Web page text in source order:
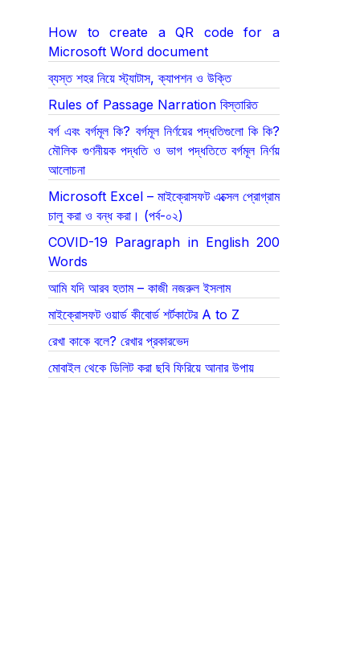
How to create a QR code for a
Microsoft Word document
ব্যস্ত শহর নিয়ে স্ট্যাটাস, ক্যাপশন ও উক্তি
Rules of Passage Narration বিস্তারিত
বর্গ এবং বর্গমূল কি? বর্গমূল নির্ণয়ের পদ্ধতিগুলো কি কি?
মৌলিক গুণনীয়ক পদ্ধতি ও ভাগ পদ্ধতিতে বর্গমূল নির্ণয়
আলোচনা
Microsoft Excel – মাইক্রোসফট এক্সেল প্রোগ্রাম
চালু করা ও বন্ধ করা। (পর্ব-০২)
COVID-19 Paragraph in English 200
Words
আমি যদি আরব হতাম – কাজী নজরুল ইসলাম
মাইক্রোসফট ওয়ার্ড কীবোর্ড শর্টকাটের A to Z
রেখা কাকে বলে? রেখার প্রকারভেদ
মোবাইল থেকে ডিলিট করা ছবি ফিরিয়ে আনার উপায়